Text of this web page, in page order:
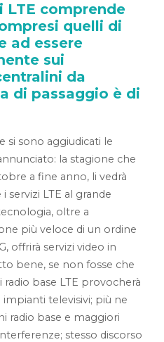
comprende
quelli di
ad essere
sui
da
di passaggio è di
si sono aggiudicati le
la stagione che
a fine anno, li vedrà
LTE al grande
oltre a
più veloce di un ordine
offrirà servizi video in
bene, se non fosse che
radio base LTE provocherà
televisivi; più ne
radio base e maggiori
stesso discorso